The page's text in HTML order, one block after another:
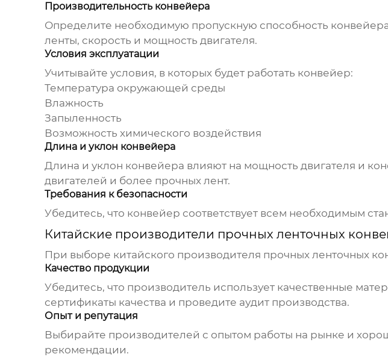
Производительность конвейера
Определите необходимую пропускную способность
ленты, скорость и мощность двигателя.
Условия эксплуатации
Учитывайте условия, в которых будет работать конвейер:
Температура окружающей среды
Влажность
Запыленность
Возможность химического воздействия
Длина и уклон конвейера
Длина и уклон конвейера влияют на мощность двигателя и
двигателей и более прочных лент.
Требования к безопасности
Убедитесь, что конвейер соответствует всем необходимым
Китайские производители прочных ленточных
При выборе китайского производителя прочных ленточных
Качество продукции
Убедитесь, что производитель использует качественные
сертификаты качества и проведите аудит производства.
Опыт и репутация
Выбирайте производителей с опытом работы на рынке и
рекомендации.